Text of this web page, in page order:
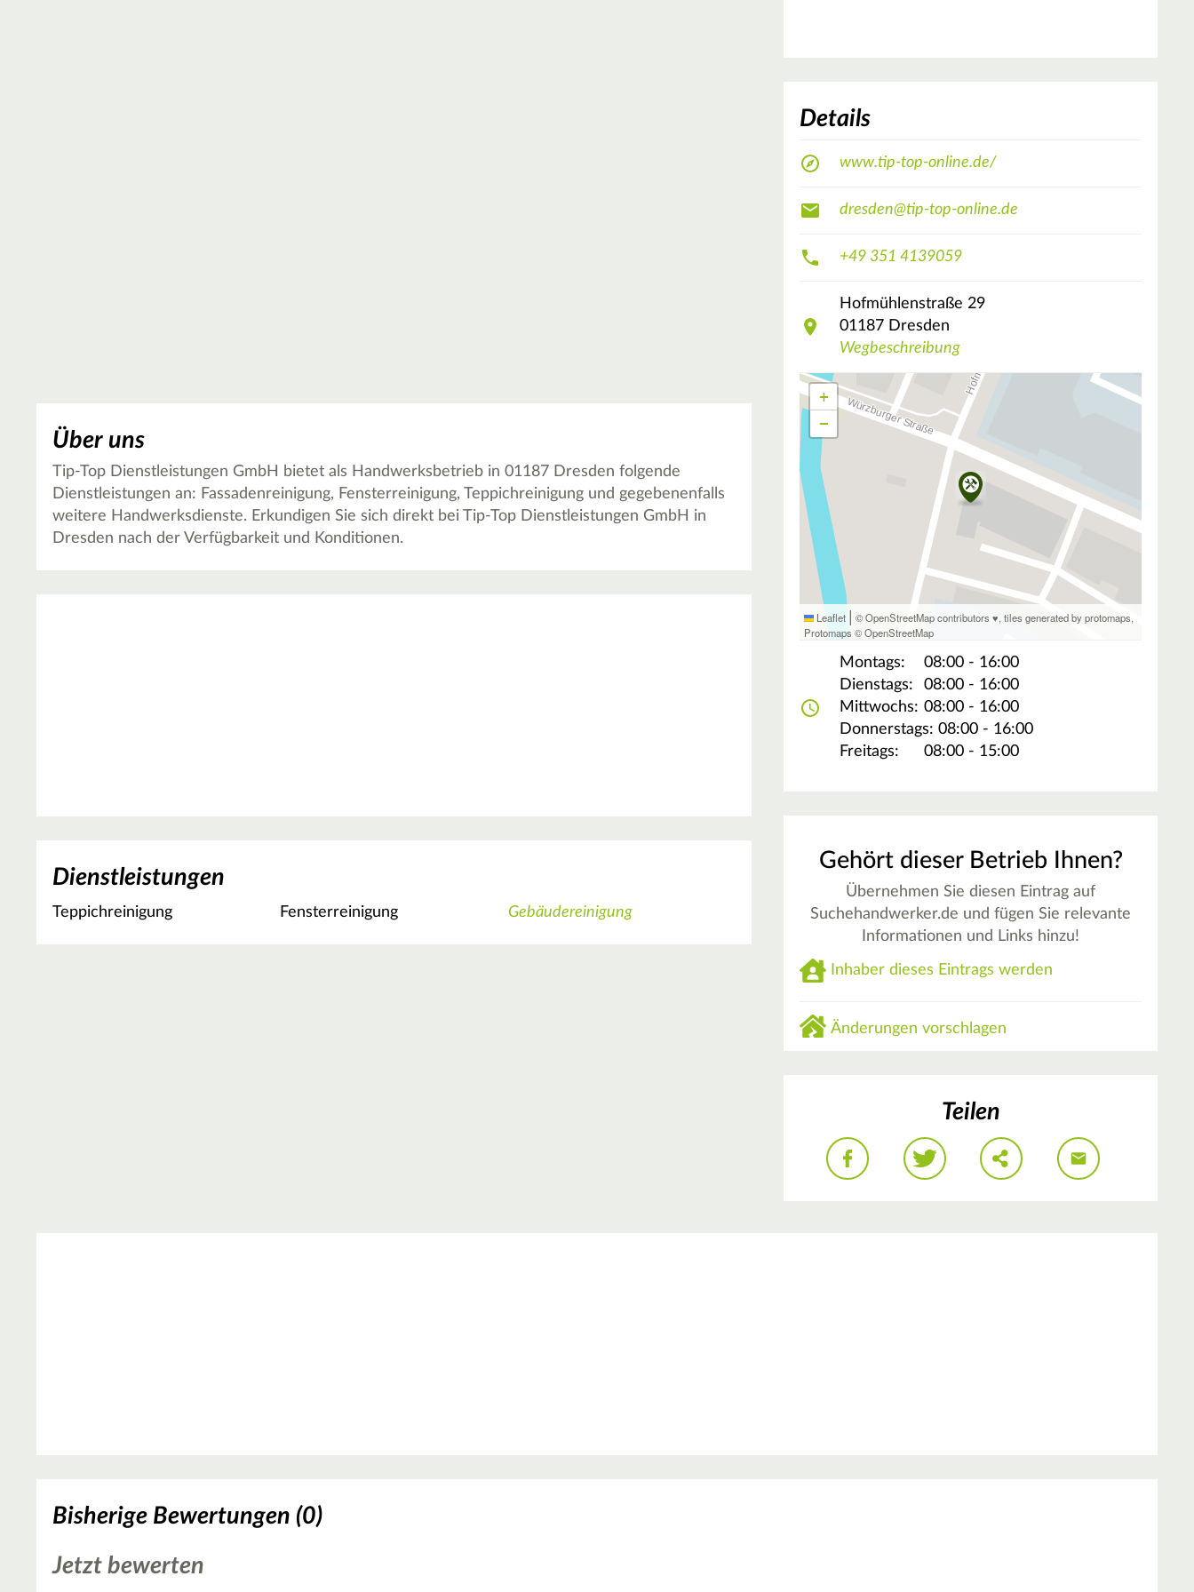
Über uns
Tip-Top Dienstleistungen GmbH bietet als Handwerksbetrieb in 01187 Dresden folgende
Dienstleistungen an: Fassadenreinigung, Fensterreinigung, Teppichreinigung und gegebenenfalls
weitere Handwerksdienste. Erkundigen Sie sich direkt bei Tip-Top Dienstleistungen GmbH in
Dresden nach der Verfügbarkeit und Konditionen.
Dienstleistungen
Teppichreinigung Fensterreinigung Gebäudereinigung
Details
www.tip-top-online.de/
dresden@tip-top-online.de
+49 351 4139059
Hofmühlenstraße 29
01187 Dresden
Wegbeschreibung
+
−
Leaflet | © OpenStreetMap contributors ♥,tiles generated by protomaps,
Protomaps ©OpenStreetMap
Montags:
08:00 - 16:00
Dienstags:
08:00 - 16:00
Mittwochs: 08:00 - 16:00
Donnerstags: 08:00 - 16:00
Freitags:
08:00 - 15:00
Gehört dieser Betrieb Ihnen?
Übernehmen Sie diesen Eintrag auf
Suchehandwerker.de und fügen Sie relevante
Informationen und Links hinzu!
Inhaber dieses Eintrags werden
Änderungen vorschlagen
Teilen
Bisherige Bewertungen (0)
Jetzt bewerten